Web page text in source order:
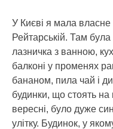
У Києві я мала
Рейтарській. Там
лазничка з ванною,
балконі у променях
бананом, пила чай і
будинки, що стоять на
вересні, було дуже
улітку. Будинок, у